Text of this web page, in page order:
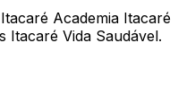
Academia Itacaré
Itacaré Vida Saudável.